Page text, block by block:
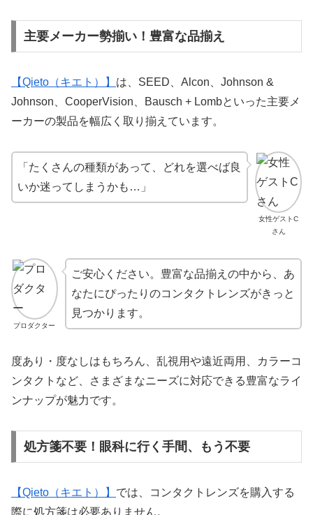
主要メーカー勢揃い！豊富な品揃え
【Qieto（キエト）】 は、SEED、Alcon、Johnson &
Johnson、CooperVision、Bausch + Lombといった主要メ
ーカーの製品を幅広く取り揃えています。
女性ゲストC
さん
「たくさんの種類があって、どれを選べば良
いか迷ってしまうかも…」
プロダクター
ご安心ください。豊富な品揃えの中から、あ
なたにぴったりのコンタクトレンズがきっと
見つかります。
度あり・度なしはもちろん、乱視用や遠近両用、カラーコ
ンタクトなど、さまざまなニーズに対応できる豊富なライ
ンナップが魅力です。
処方箋不要！眼科に行く手間、もう不要
【Qieto（キエト）】 では、コンタクトレンズを購入する
際に処方箋は必要ありません。